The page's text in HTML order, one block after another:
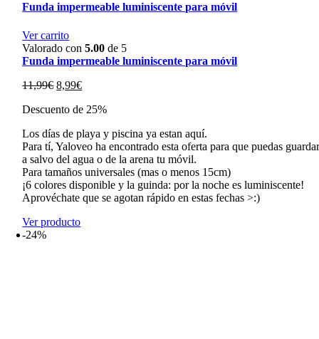
Funda impermeable luminiscente para móvil
Ver carrito
Valorado con5.00 de 5
Funda impermeable luminiscente para móvil
11,99€ El
original
11,99€.
8,99€El
actual
8,99€.
Descuento de 25%
Los días de playa y piscina ya estan aquí.
Para tí, Yaloveo ha encontrado esta oferta para que puedas
a salvo del agua o de la arena tu móvil.
Para tamaños universales (mas o menos 15cm)
¡6 colores disponible y la guinda: por la noche es luminiscente!
Aprovéchate que se agotan rápido en estas fechas >:)
Ver producto
-24%